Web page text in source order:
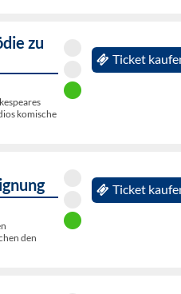
zu
komische
Ticket
den
Ticket